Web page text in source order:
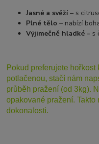
Jasné a svěží – s
Plné tělo – nabízí
Výjimečně hladké – s
Pokud preferujete
potlačenou, stačí nám
průběh pražení (od 3kg).
opakované pražení.
dokonalosti.